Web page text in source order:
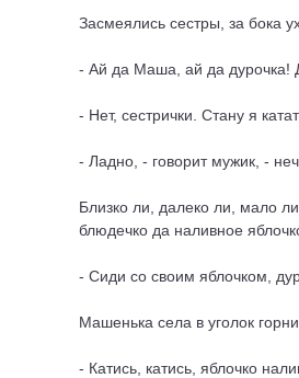
Засмеялись сестры, за бока
- Ай да Маша, ай да дурочка!
- Нет, сестрички. Стану я
- Ладно, - говорит мужик, -
Близко ли, далеко ли, мало
блюдечко да наливное
- Сиди со своим яблочком,
Машенька села в уголок
- Катись, катись, яблочко